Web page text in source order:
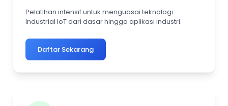
Pelatihan intensif untuk menguasai teknologi
Industrial IoT dari dasar hingga aplikasi industri.
Daftar Sekarang